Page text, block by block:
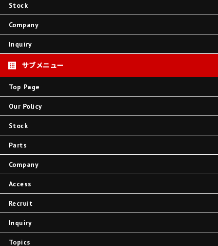
Stock
Company
Inquiry
Top Page
Our Policy
Stock
Parts
Company
Access
Recruit
Inquiry
Topics